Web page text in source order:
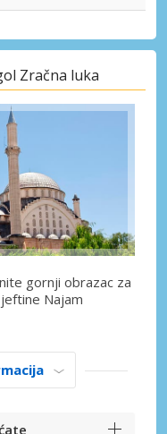
Zračna luka
gornji obrazac za
Najam